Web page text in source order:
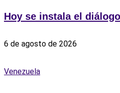
Hoy se instala el
6 de agosto de 2026
Venezuela